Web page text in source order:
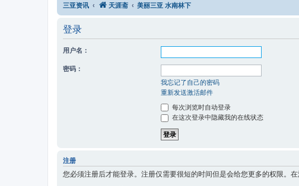
三亚资讯 天涯斋 美丽三亚 水南林下
登录
用户名：
密码：
我忘记了自己的密码
重新发送激活邮件
每次浏览时自动登录
在这次登录中隐藏我的在线状态
注册
您必须注册后才能登录。注册仅需要很短的时间但是会给您更多的权限。